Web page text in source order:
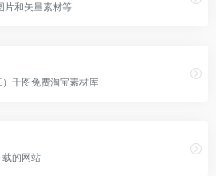
片和矢量素材等
千图免费淘宝素材库
的网站